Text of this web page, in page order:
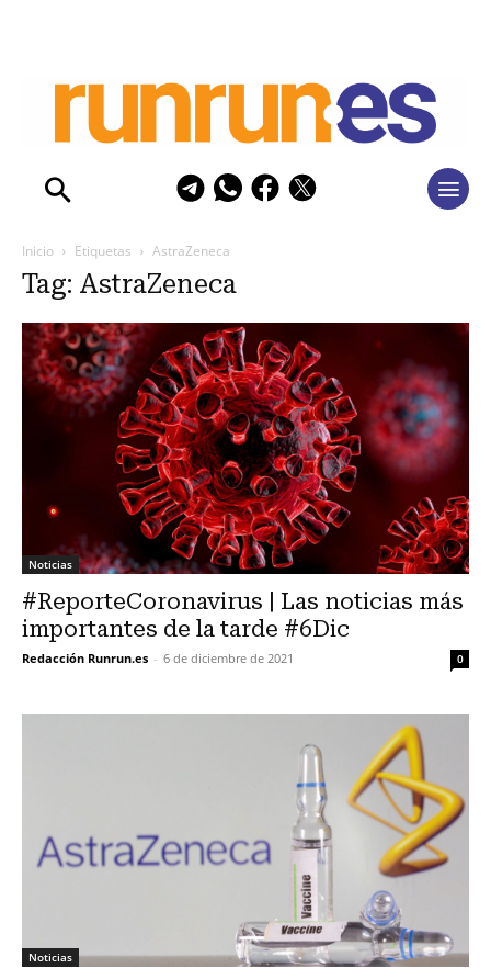
Inicio Etiquetas AstraZeneca
Tag: AstraZeneca
Noticias
#ReporteCoronavirus | Las noticias más
importantes de la tarde #6Dic
Redacción Runrun.es - 6 de diciembre de 2021 0
Noticias